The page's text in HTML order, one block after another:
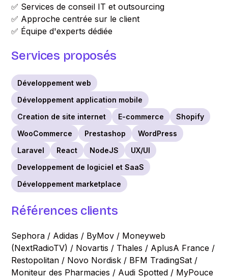
✅ Services de conseil IT et outsourcing
✅ Approche centrée sur le client
✅ Équipe d'experts dédiée
Services proposés
Développement web
Développement application mobile
Creation de site internet
E-commerce
Shopify
WooCommerce
Prestashop
WordPress
Laravel
React NodeJS
UX/UI
Developpement de logiciel et SaaS
Développement marketplace
Références clients
Sephora / Adidas / ByMov / Moneyweb
(NextRadioTV) / Novartis / Thales / AplusA France /
Restopolitan / Novo Nordisk / BFM TradingSat /
Moniteur des Pharmacies / Audi Spotted / MyPouce